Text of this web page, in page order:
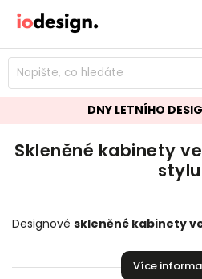
DNY LETNÍHO
Skleněné kabinety
stylu
Designové skleněné kabinety
Stylové kabinety
které
úroveň vaší domácnosti!
Více